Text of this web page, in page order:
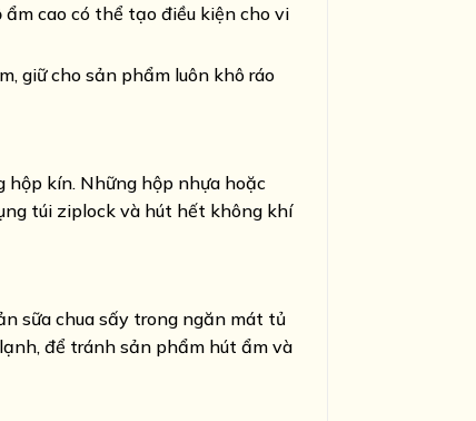
cao có thể tạo điều kiện cho vi
giữ cho sản phẩm luôn khô ráo
hộp kín. Những hộp nhựa hoặc
túi ziplock và hút hết không khí
sữa chua sấy trong ngăn mát tủ
để tránh sản phẩm hút ẩm và